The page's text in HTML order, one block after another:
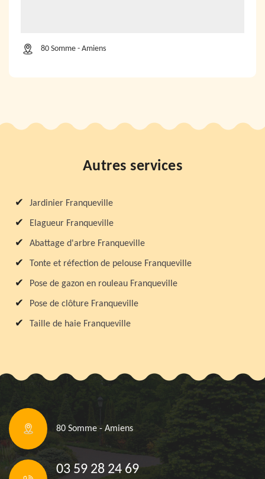
80 Somme - Amiens
Autres services
Jardinier Franqueville
Elagueur Franqueville
Abattage d'arbre Franqueville
Tonte et réfection de pelouse Franqueville
Pose de gazon en rouleau Franqueville
Pose de clôture Franqueville
Taille de haie Franqueville
80 Somme - Amiens
03 59 28 24 69